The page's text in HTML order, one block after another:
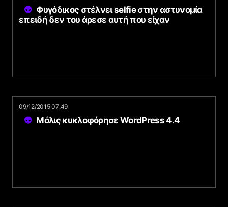
Φυγόδικος στέλνει selfie στην αστυνομία
επειδή δεν του άρεσε αυτή που είχαν
09/12/2015 07:49
Μόλις κυκλοφόρησε WordPress 4.4